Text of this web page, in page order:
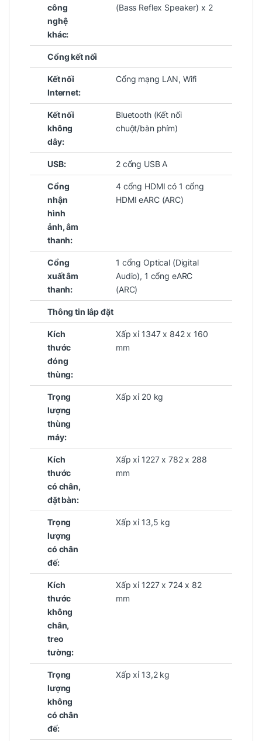
công
nghệ
khác:
(Bass Reflex Speaker) x 2
Cổng kết nối
Kết nối
Internet:
Cổng mạng LAN, Wifi
Kết nối
không
dây:
Bluetooth (Kết nối
chuột/bàn phím)
USB: 2 cổng USB A
Cổng
nhận
hình
ảnh, âm
thanh:
4 cổng HDMI có 1 cổng
HDMI eARC (ARC)
Cổng
xuất âm
thanh:
1 cổng Optical (Digital
Audio), 1 cổng eARC
(ARC)
Thông tin lắp đặt
Kích
thước
đóng
thùng:
Xấp xỉ 1347 x 842 x 160
mm
Trọng
lượng
thùng
máy:
Xấp xỉ 20 kg
Kích
thước
có chân,
đặt bàn:
Xấp xỉ 1227 x 782 x 288
mm
Trọng
lượng
có chân
đế:
Xấp xỉ 13,5 kg
Kích
thước
không
chân,
treo
tường:
Xấp xỉ 1227 x 724 x 82
mm
Trọng
lượng
không
có chân
đế:
Xấp xỉ 13,2 kg